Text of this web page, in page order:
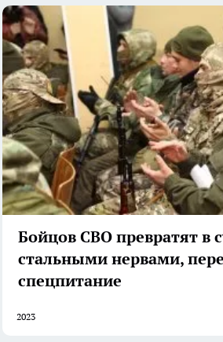
Бойцов СВО превратят в
стальными нервами,
спецпитание
2023